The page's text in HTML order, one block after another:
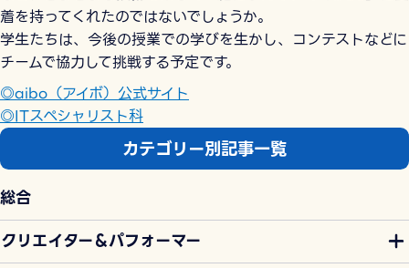
着を持ってくれたのではないでしょうか。
学生たちは、今後の授業での学びを生かし、コンテストなどに
チームで協力して挑戦する予定です。
◎aibo（アイボ）公式サイト
◎ITスペシャリスト科
カテゴリー別記事一覧
総合
クリエイター＆パフォーマー